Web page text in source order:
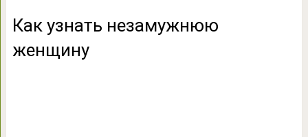
Как узнать незамужнюю
женщину